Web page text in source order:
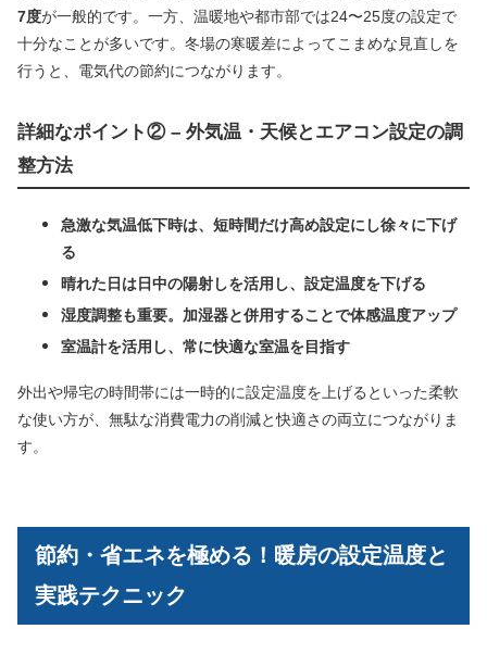
7度が一般的です。一方、温暖地や都市部では24〜25度の設定で
十分なことが多いです。冬場の寒暖差によってこまめな見直しを
行うと、電気代の節約につながります。
詳細なポイント② – 外気温・天候とエアコン設定の調
整方法
急激な気温低下時は、短時間だけ高め設定にし徐々に下げ
る
晴れた日は日中の陽射しを活用し、設定温度を下げる
湿度調整も重要。加湿器と併用することで体感温度アップ
室温計を活用し、常に快適な室温を目指す
外出や帰宅の時間帯には一時的に設定温度を上げるといった柔軟
な使い方が、無駄な消費電力の削減と快適さの両立につながりま
す。
節約・省エネを極める！暖房の設定温度と
実践テクニック